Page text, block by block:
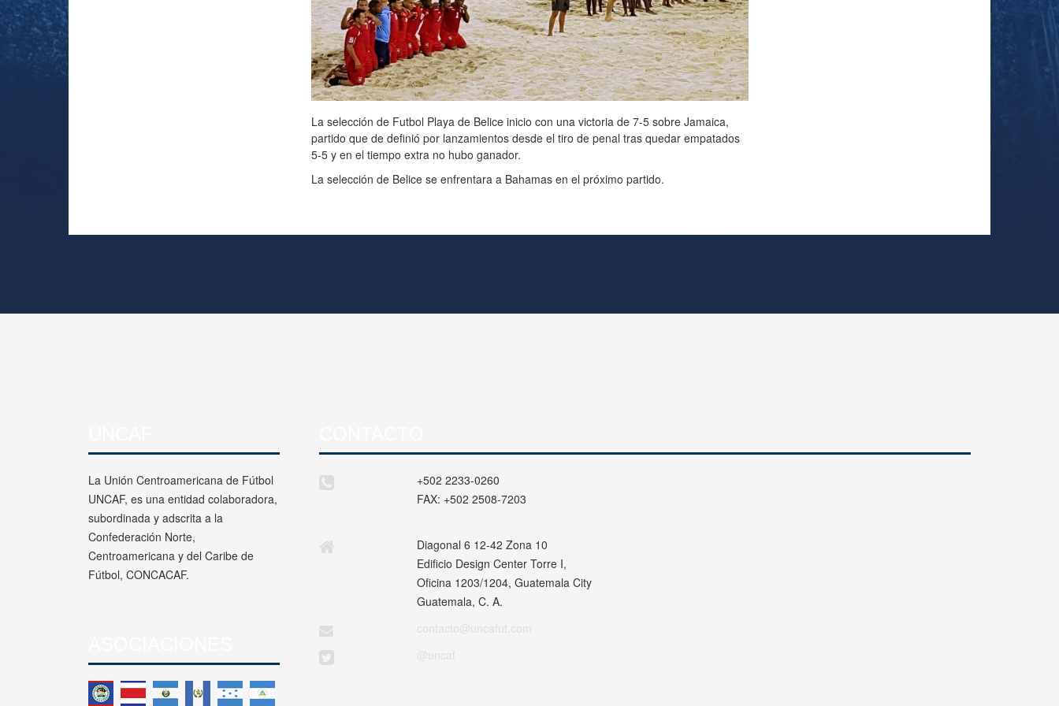
La selección de Futbol Playa de Belice inicio con una victoria de 7-5 sobre Jamaica,
partido que de definió por lanzamientos desde el tiro de penal tras quedar empatados
5-5 y en el tiempo extra no hubo ganador.
La selección de Belice se enfrentara a Bahamas en el próximo partido.
La Unión Centroamericana de Fútbol
UNCAF, es una entidad colaboradora,
subordinada y adscrita a la
Confederación Norte,
Centroamericana y del Caribe de
Fútbol, CONCACAF.
+502 2233-0260
FAX: +502 2508-7203
Diagonal 6 12-42 Zona 10
Edificio Design Center Torre I,
Oficina 1203/1204, Guatemala City
Guatemala, C. A.
contacto@uncafut.com
@uncaf